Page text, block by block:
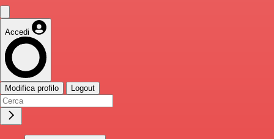
Accedi
Modifica profilo Logout